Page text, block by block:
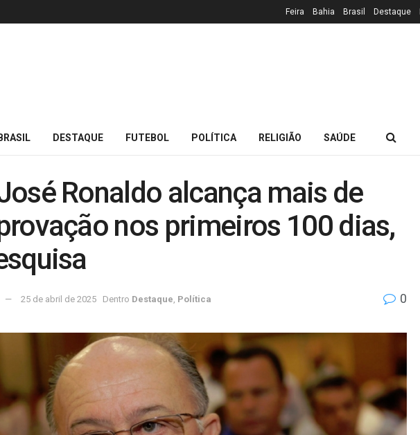
Feira Bahia Brasil Destaque
BRASIL DESTAQUE FUTEBOL POLÍTICA RELIGIÃO SAÚDE
Ronaldo alcança mais de
nos primeiros 100 dias,
25 de abril de 2025 Dentro Destaque Política 0